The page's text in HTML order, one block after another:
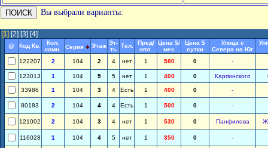
Вы выбрали варианты:
[1] [2] [3] [4]
@ Код Кв.
Кол.
комн.
Серия Этаж Эт-
ть
Тел.
Пред/
опл.
Цена $/
мес
Цена $
сутки
Улица с
Севера на Юг
122207 2 104 2 4 нет 1 580 0 -
123013 1 104 5 5 нет 1 400 0 Карпинского
33986 1 104 3 4 Есть 1 400 0 -
80183 2 104 4 4 Есть 1 500 0 -
121002 2 104 3 4 нет 1 530 0 Панфилова
116028 1 104 4 5 нет 1 350 0 -